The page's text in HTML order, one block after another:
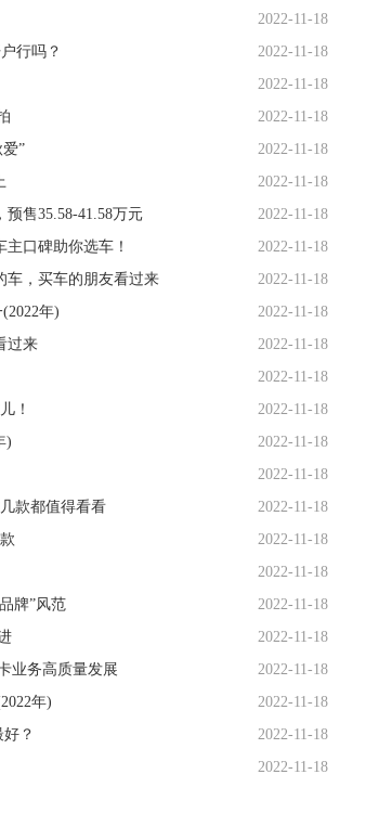
2022-11-18
行吗？
2022-11-18
2022-11-18
2022-11-18
”
2022-11-18
2022-11-18
售35.58-41.58万元
2022-11-18
口碑助你选车！
2022-11-18
车，买车的朋友看过来
2022-11-18
年)
2022-11-18
过来
2022-11-18
2022-11-18
！
2022-11-18
)
2022-11-18
2022-11-18
款都值得看看
2022-11-18
2022-11-18
2022-11-18
牌”风范
2022-11-18
2022-11-18
业务高质量发展
2022-11-18
年)
2022-11-18
？
2022-11-18
2022-11-18